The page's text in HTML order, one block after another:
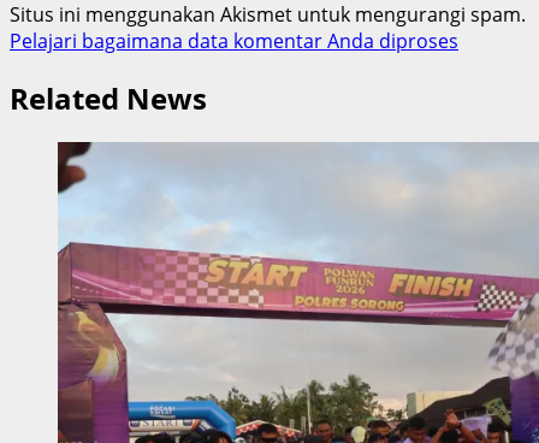
Situs ini menggunakan Akismet untuk mengurangi spam.
Pelajari bagaimana data komentar Anda diproses
Related News